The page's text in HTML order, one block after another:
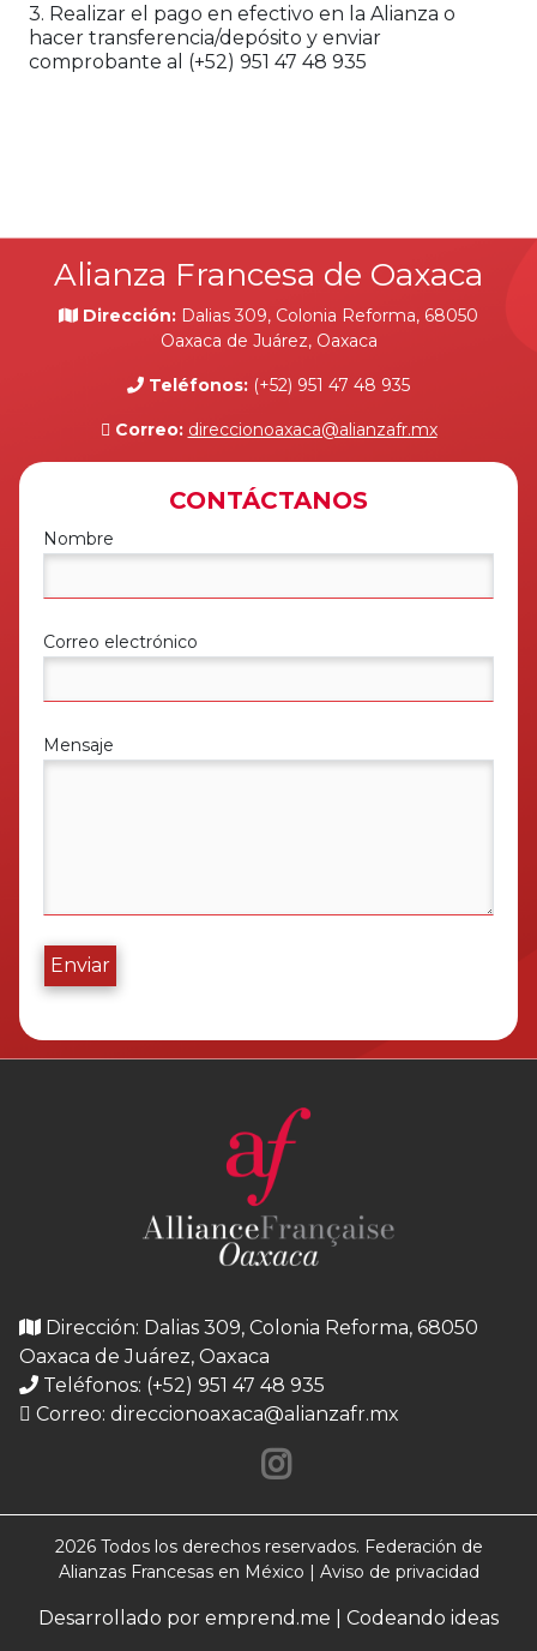
3. Realizar el pago en efectivo en la Alianza o
hacer transferencia/depósito y enviar
comprobante al (+52) 951 47 48 935
Alianza Francesa de Oaxaca
Dirección: Dalias 309, Colonia Reforma, 68050
Oaxaca de Juárez, Oaxaca
Teléfonos: (+52) 951 47 48 935
Correo: direccionoaxaca@alianzafr.mx
CONTÁCTANOS
Nombre
Correo electrónico
Mensaje
Enviar
Dirección: Dalias 309, Colonia Reforma, 68050
Oaxaca de Juárez, Oaxaca
Teléfonos: (+52) 951 47 48 935
Correo: direccionoaxaca@alianzafr.mx
2026 Todos los derechos reservados. Federación de
Alianzas Francesas en México | Aviso de privacidad
Desarrollado por emprend.me | Codeando ideas